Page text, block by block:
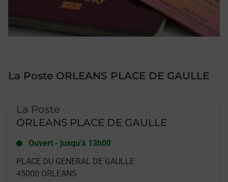
La Poste ORLEANS PLACE DE GAULLE
La Poste
ORLEANS PLACE DE GAULLE
Ouvert - jusqu'à 13h00
PLACE DU GENERAL DE GAULLE
45000 ORLEANS